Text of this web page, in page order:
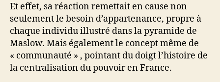
Et effet, sa réaction remettait en cause non
seulement le besoin d’appartenance, propre à
chaque individu illustré dans la pyramide de
Maslow. Mais également le concept même de
« communauté » , pointant du doigt l’histoire de
la centralisation du pouvoir en France.